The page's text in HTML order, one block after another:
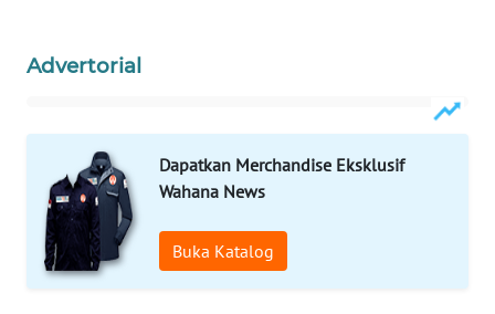
Advertorial
Dapatkan Merchandise Eksklusif
Wahana News
Buka Katalog
WAHANA
WAHANA
PERSONA
WAHANA
OTOMOTIF